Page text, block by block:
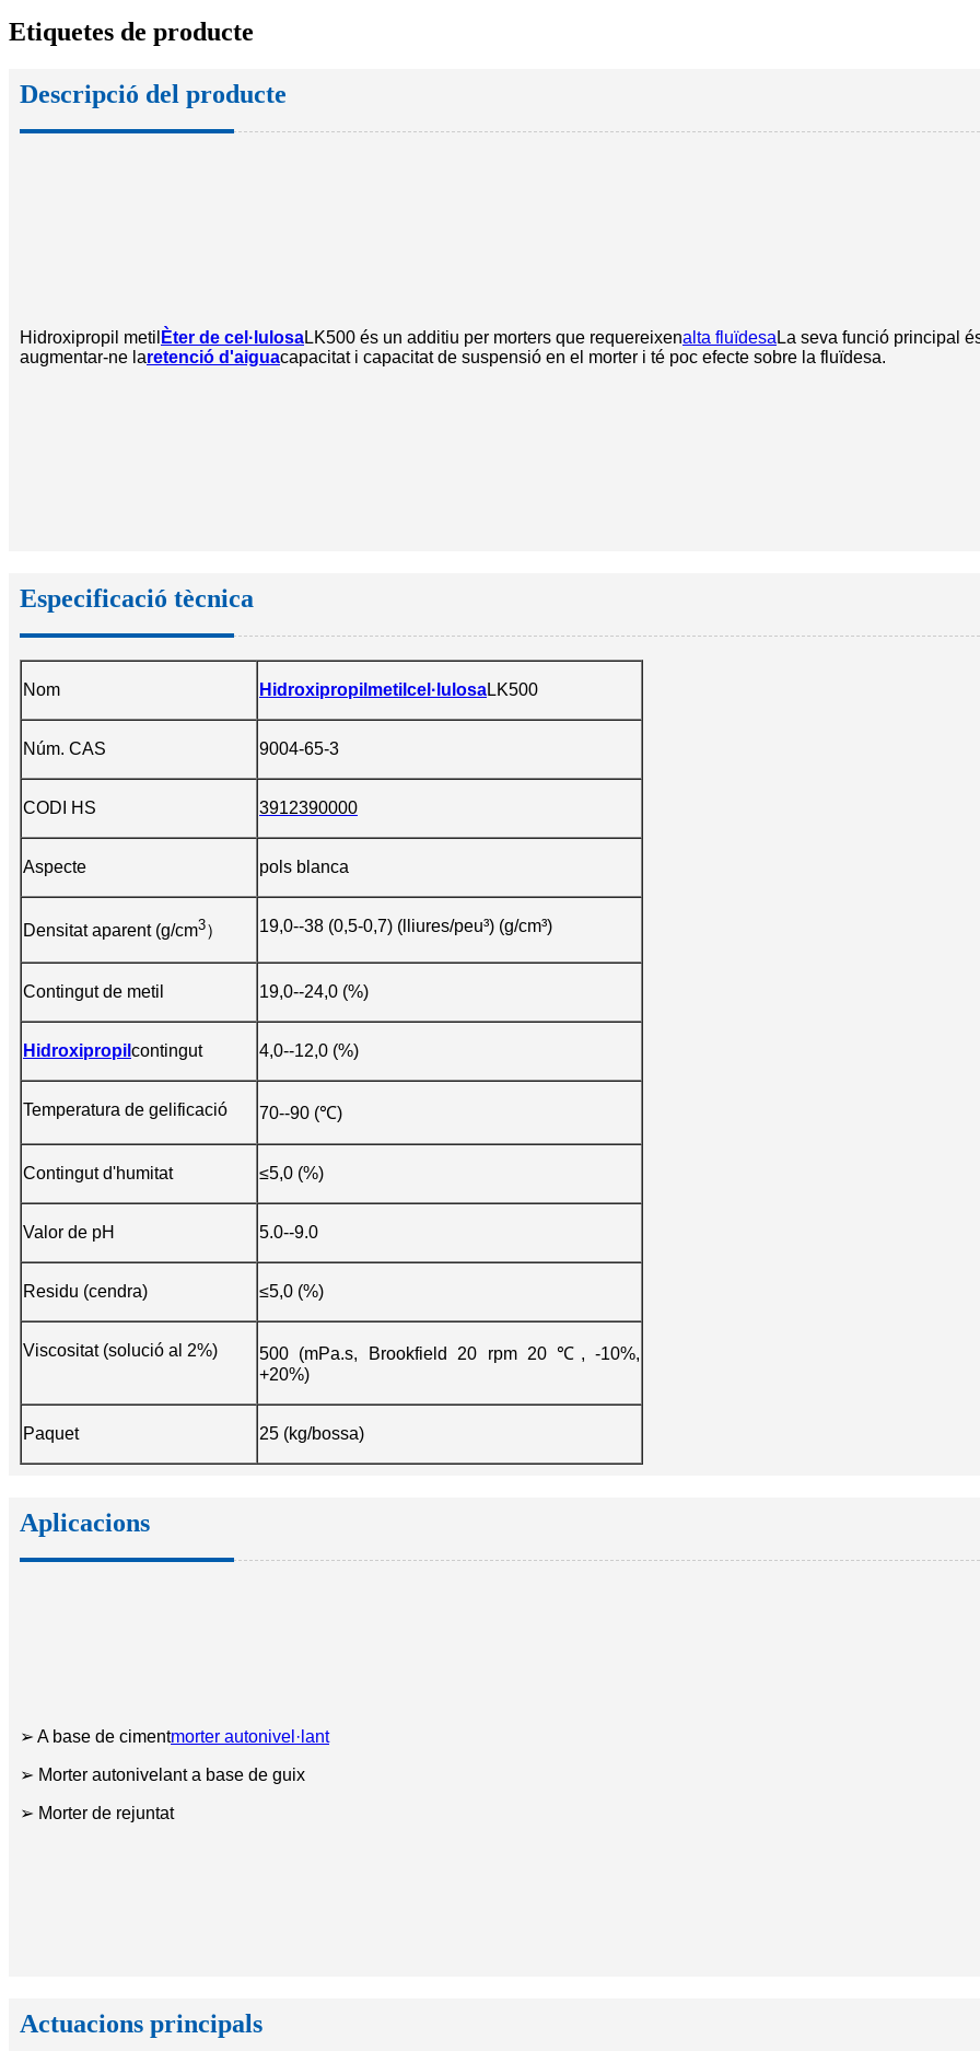
Etiquetes de producte
Descripció del producte
Hidroxipropil metil Èter de cel·lulosaLK500 és un additiu per morters que requereixenalta fluïdesa La seva funció principal
augmentar-ne laretenció d'aiguacapacitat i capacitat de suspensió en el morter i té poc efecte sobre la fluïdesa.
Especificació tècnica
Nom Hidroxipropilmetilcel·lulosaLK500
Núm. CAS 9004-65-3
CODI HS 3912390000
Aspecte pols blanca
Densitat aparent (g/cm3） 19,0--38 (0,5-0,7) (lliures/peu³) (g/cm³)
Contingut de metil 19,0--24,0 (%)
Hidroxipropil contingut 4,0--12,0 (%)
Temperatura de gelificació 70--90 (℃)
Contingut d'humitat ≤5,0 (%)
Valor de pH 5.0--9.0
Residu (cendra) ≤5,0 (%)
Viscositat (solució al 2%)
500 (mPa.s, Brookfield 20 rpm 20 ℃, -10%,
+20%)
Paquet 25 (kg/bossa)
Aplicacions
➢ A base de cimentmorter autonivel·lant
➢ Morter autonivelant a base de guix
➢ Morter de rejuntat
Actuacions principals